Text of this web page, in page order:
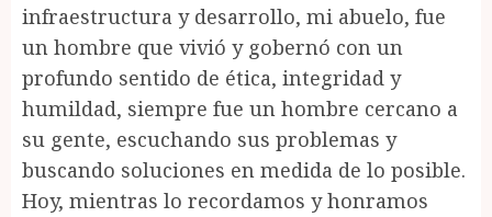
infraestructura y desarrollo, mi abuelo, fue
un hombre que vivió y gobernó con un
profundo sentido de ética, integridad y
humildad, siempre fue un hombre cercano a
su gente, escuchando sus problemas y
buscando soluciones en medida de lo posible.
Hoy, mientras lo recordamos y honramos